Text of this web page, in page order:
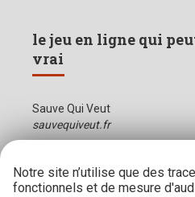
le jeu en ligne qui
vrai
Sauve Qui Veut
sauvequiveut.fr
Notre site n’utilise que des
fonctionnels et de mesure